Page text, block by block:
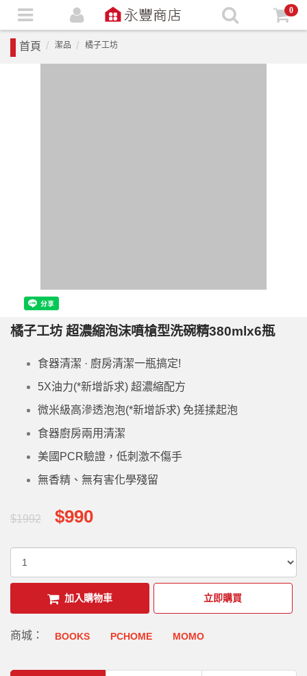
0
首頁 潔品 橘子工坊
橘子工坊 超濃縮泡沫噴槍型洗碗精380mlx6瓶
食器清潔 · 廚房清潔一瓶搞定!
5X油力(*新增訴求) 超濃縮配方
微米級高滲透泡泡(*新增訴求) 免搓揉起泡
食器廚房兩用清潔
美國PCR驗證，低刺激不傷手
無香精、無有害化學殘留
$1992 $990
加入購物車 立即購買
商城： BOOKS PCHOME MOMO